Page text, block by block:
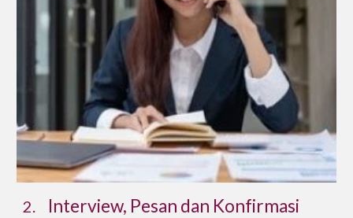
2. Interview, Pesan dan Konfirmasi